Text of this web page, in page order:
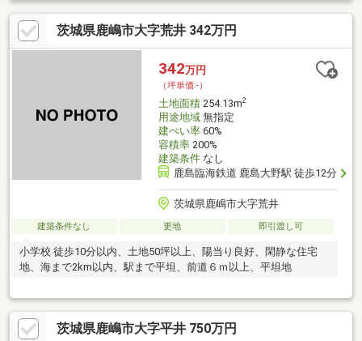
－－－－☆未掲載の荒野台エリア物件もご用意しております。
お気軽にお問合せください。
茨城県鹿嶋市大字荒井 342万円
342万円
（坪単価:-）
土地面積254.13m2
用途地域無指定
建ぺい率60%
容積率200%
建築条件なし
鹿島臨海鉄道 鹿島大野駅 徒歩12分
茨城県鹿嶋市大字荒井
建築条件なし 更地 即引渡し可
小学校 徒歩10分以内、土地50坪以上、陽当り良好、閑静な住宅
地、海まで2km以内、駅まで平坦、前道６ｍ以上、平坦地
茨城県鹿嶋市大字平井 750万円